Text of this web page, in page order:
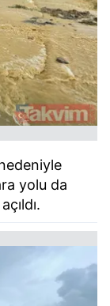
yolu da